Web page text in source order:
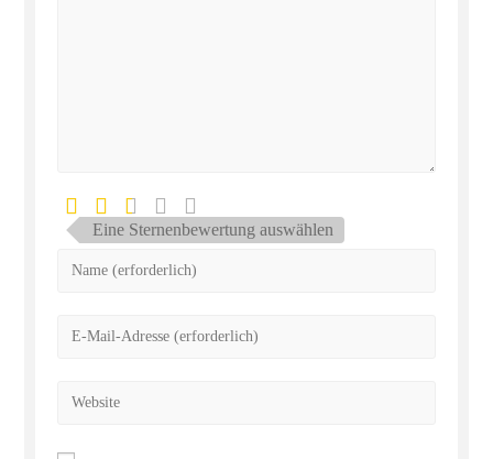
Eine Sternenbewertung auswählen